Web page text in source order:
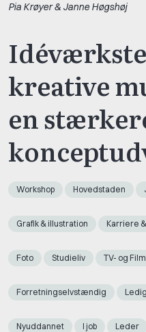
Pia Krøyer & Janne Høgshøj
kreative
en
Workshop Hovedstaden
Grafik & illustration Karriere
Foto Studieliv TV- og
Forretningselvstændig Ledig
Nyuddannet I job Leder